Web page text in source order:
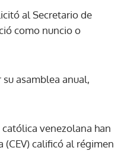
al Secretario de
como nuncio o
asamblea anual,
venezolana han
calificó al régimen